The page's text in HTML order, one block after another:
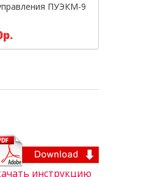
ПУЭКМ-9
инструкцию